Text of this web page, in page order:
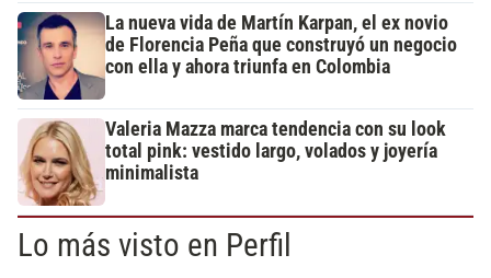
La nueva vida de Martín Karpan, el ex novio
de Florencia Peña que construyó un negocio
con ella y ahora triunfa en Colombia
Valeria Mazza marca tendencia con su look
total pink: vestido largo, volados y joyería
minimalista
Lo más visto en Perfil